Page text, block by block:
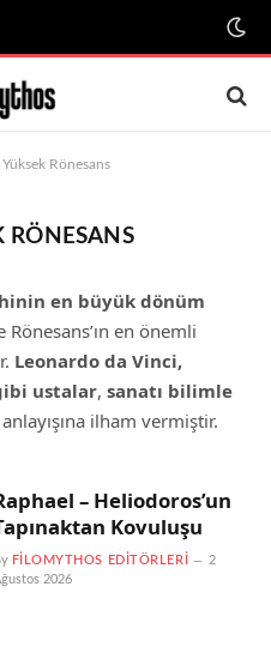
Yüksek Rönesans
RÖNESANS
en büyük dönüm
Rönesans’ın en önemli
Leonardo da Vinci,
ustalar, sanatı bilimle
ilham vermiştir.
– Heliodoros’un
Kovuluşu
FILOMYTHOS EDITÖRLERI
2
2026